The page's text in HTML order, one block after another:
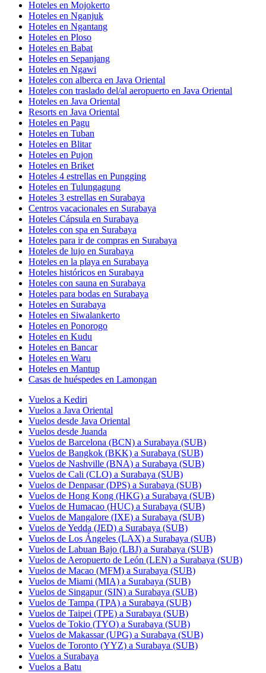
Hoteles en Mojokerto
Hoteles en Nganjuk
Hoteles en Ngantang
Hoteles en Ploso
Hoteles en Babat
Hoteles en Sepanjang
Hoteles en Ngawi
Hoteles con alberca en Java Oriental
Hoteles con traslado del/al aeropuerto en Java Oriental
Hoteles en Java Oriental
Resorts en Java Oriental
Hoteles en Pagu
Hoteles en Tuban
Hoteles en Blitar
Hoteles en Pujon
Hoteles en Briket
Hoteles 4 estrellas en Pungging
Hoteles en Tulungagung
Hoteles 3 estrellas en Surabaya
Centros vacacionales en Surabaya
Hoteles Cápsula en Surabaya
Hoteles con spa en Surabaya
Hoteles para ir de compras en Surabaya
Hoteles de lujo en Surabaya
Hoteles en la playa en Surabaya
Hoteles históricos en Surabaya
Hoteles con sauna en Surabaya
Hoteles para bodas en Surabaya
Hoteles en Surabaya
Hoteles en Siwalankerto
Hoteles en Ponorogo
Hoteles en Kudu
Hoteles en Bancar
Hoteles en Waru
Hoteles en Mantup
Casas de huéspedes en Lamongan
Vuelos a Kediri
Vuelos a Java Oriental
Vuelos desde Java Oriental
Vuelos desde Juanda
Vuelos de Barcelona (BCN) a Surabaya (SUB)
Vuelos de Bangkok (BKK) a Surabaya (SUB)
Vuelos de Nashville (BNA) a Surabaya (SUB)
Vuelos de Cali (CLO) a Surabaya (SUB)
Vuelos de Denpasar (DPS) a Surabaya (SUB)
Vuelos de Hong Kong (HKG) a Surabaya (SUB)
Vuelos de Humacao (HUC) a Surabaya (SUB)
Vuelos de Mangalore (IXE) a Surabaya (SUB)
Vuelos de Yedda (JED) a Surabaya (SUB)
Vuelos de Los Ángeles (LAX) a Surabaya (SUB)
Vuelos de Labuan Bajo (LBJ) a Surabaya (SUB)
Vuelos de Aeropuerto de León (LEN) a Surabaya (SUB)
Vuelos de Macao (MFM) a Surabaya (SUB)
Vuelos de Miami (MIA) a Surabaya (SUB)
Vuelos de Singapur (SIN) a Surabaya (SUB)
Vuelos de Tampa (TPA) a Surabaya (SUB)
Vuelos de Taipei (TPE) a Surabaya (SUB)
Vuelos de Tokio (TYO) a Surabaya (SUB)
Vuelos de Makassar (UPG) a Surabaya (SUB)
Vuelos de Toronto (YYZ) a Surabaya (SUB)
Vuelos a Surabaya
Vuelos a Batu